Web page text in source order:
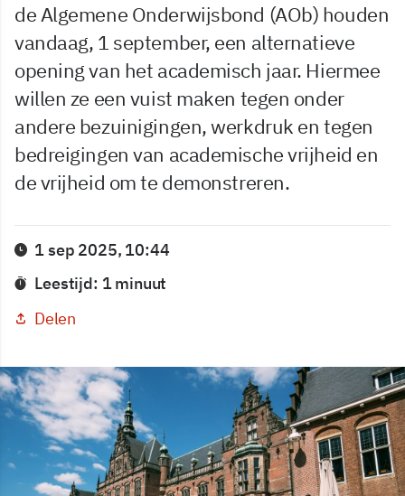
de Algemene Onderwijsbond (AOb) houden
vandaag, 1 september, een alternatieve
opening van het academisch jaar. Hiermee
willen ze een vuist maken tegen onder
andere bezuinigingen, werkdruk en tegen
bedreigingen van academische vrijheid en
de vrijheid om te demonstreren.
1 sep 2025, 10:44
Leestijd: 1 minuut
Delen